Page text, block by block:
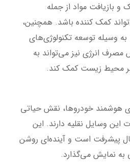
و بازیافت مواد از جمله
کمک کننده باشد. همچنین،
به وسیله توسعه تکنولوژی‌های
انرژی نیز می‌تواند به
محیط زیست کمک کند.
هوشمند خودروها، نقش حیاتی
این وسایل نقلیه دارند. این
پیشرفت است و آینده‌ای روشن
به نمایش می‌گذارد.